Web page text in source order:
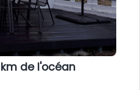
de l'océan